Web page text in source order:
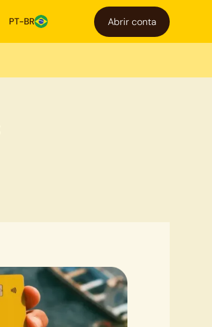
PT-BR Abrir conta